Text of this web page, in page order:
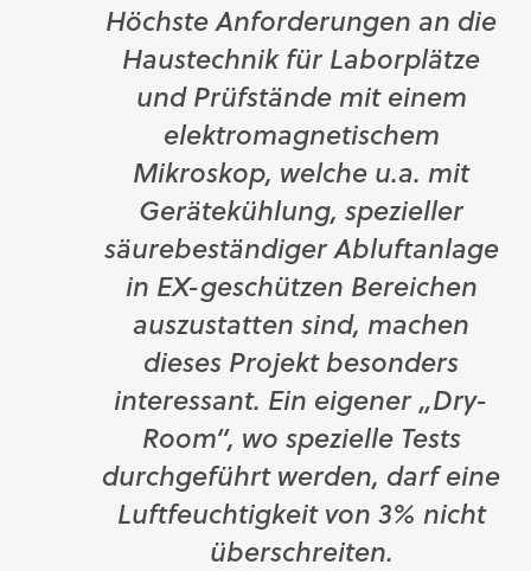
Höchste Anforderungen an die
Haustechnik für Laborplätze
und Prüfstände mit einem
elektromagnetischem
Mikroskop, welche u.a. mit
Gerätekühlung, spezieller
säurebeständiger Abluftanlage
in EX-geschützen Bereichen
auszustatten sind, machen
dieses Projekt besonders
interessant. Ein eigener „Dry-
Room“, wo spezielle Tests
durchgeführt werden, darf eine
Luftfeuchtigkeit von 3% nicht
überschreiten.